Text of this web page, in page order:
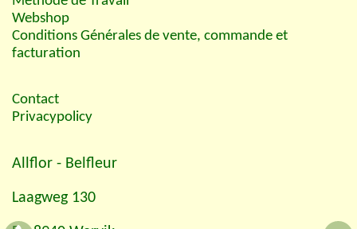
Webshop
Conditions Générales de vente, commande et
facturation
Contact
Privacypolicy
Allflor - Belfleur
Laagweg 130